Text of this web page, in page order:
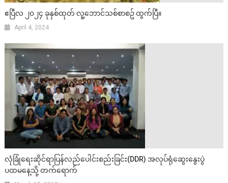
ဧပြီလ ၂၀၂၄ ခုနှစ်ထုတ် လူ့ဘောင်သစ်စာစဥ် ထွက်ပြီ။
April 4, 2024
လုံခြုံရေးဆိုင်ရာပြန်လည်ပေါင်းစည်းခြင်း(DDR) အလုပ်ရုံဆွေးနွေးပွဲ
ပထမနေ့သို့ တက်ရောက်